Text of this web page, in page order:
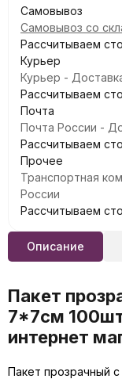
Самовывоз
Самовывоз со
Рассчитываем
Курьер
Курьер -
Рассчитываем
Почта
Почта России -
Рассчитываем
Прочее
Транспортная
России
Рассчитываем
Описание
Пакет
7*7см
интернет
Пакет прозрачный